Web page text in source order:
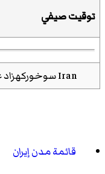
توقيت صيفي
قائمة مدن إيران